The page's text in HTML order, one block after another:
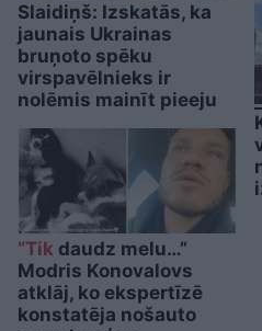
Slaidiņš: Izskatās, ka
jaunais Ukrainas
bruņoto spēku
virspavēlnieks ir
nolēmis mainīt pieeju
“Tik daudz melu…”
Modris Konovalovs
atklāj, ko ekspertīzē
konstatēja nošauto